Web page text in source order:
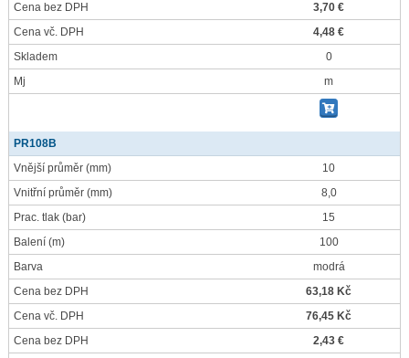
Cena bez DPH
3,70 €
Cena vč. DPH
4,48 €
Skladem
0
Mj
m
PR108B
Vnější průměr (mm)
10
Vnitřní průměr (mm)
8,0
Prac. tlak (bar)
15
Balení (m)
100
Barva
modrá
Cena bez DPH
63,18 Kč
Cena vč. DPH
76,45 Kč
Cena bez DPH
2,43 €